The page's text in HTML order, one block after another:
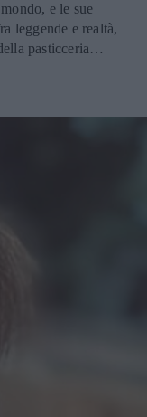
e le sue
leggende e realtà,
pasticceria